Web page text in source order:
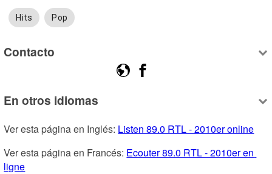
Hits Pop
Contacto
En otros idiomas
Ver esta página en Inglés: Listen 89.0 RTL - 2010er online
Ver esta página en Francés: Ecouter 89.0 RTL - 2010er en
ligne